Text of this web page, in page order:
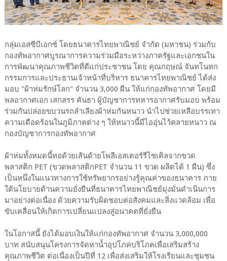
กลุ่มเอสซีบีเอกซ์ โดยธนาคารไทยพาณิชย์ จำกัด (มหาชน) ร่วมกับ
กองทัพอากาศบูรณาการความร่วมมือระหว่างภาครัฐและเอกชนใน
การพัฒนาคุณภาพชีวิตที่ดีแก่ประชาชน โดย คุณกฤษณ์ จันทโนทก
กรรมการและประธานเจ้าหน้าที่บริหาร ธนาคารไทยพาณิชย์ ได้ส่ง
มอบ "ผ้าห่มรักษ์โลก" จำนวน 3,000 ผืน ให้แก่กองทัพอากาศ โดยมี
พลอากาศเอก เสกสรร คันธา ผู้บัญชาการทหารอากาศรับมอบ พร้อม
ร่วมกันปล่อยขบวนรถลำเลียงผ้าห่มกันหนาว นำไปช่วยเหลือบรรเทา
ความเดือดร้อนในภูมิภาคต่าง ๆ ให้หนาวนี้มีไออุ่นไว้คลายหนาว ณ
กองบัญชาการกองทัพอากาศ
ผ้าห่มทั้งหมดนี้ทอด้วยเส้นด้ายโพลีเอสเตอร์รีไซเคิลจากขวด
พลาสติก PET (ขวดพลาสติกPET จำนวน 11 ขวด ผลิตได้ 1 ผืน) ซึ่ง
เป็นหนึ่งในแนวทางการใช้ทรัพยากรอย่างรู้คุณค่าของธนาคาร ภาย
ใต้นโยบายด้านความยั่งยืนที่ธนาคารไทยพาณิชย์มุ่งมั่นดำเนินการ
มาอย่างต่อเนื่อง ด้วยความรับผิดชอบต่อสังคมและสิ่งแวดล้อม เพื่อ
ขับเคลื่อนให้เกิดการเปลี่ยนแปลงสู่อนาคตที่ยั่งยืน
ในโอกาสนี้ ยังได้มอบเงินให้แก่กองทัพอากาศ จำนวน 3,000,000
บาท สนับสนุนโครงการจัดหาน้ำอุปโภคบริโภคเพื่อเสริมสร้าง
คุณภาพชีวิต ต่อเนื่องเป็นปีที่ 12 เพื่อส่งเสริมให้โรงเรียนและชุมชน